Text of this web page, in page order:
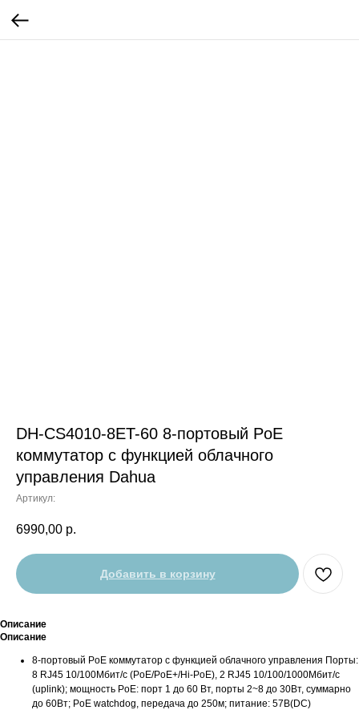
DH-CS4010-8ET-60 8-портовый PoE
коммутатор с функцией облачного
управления Dahua
Артикул:
6990,00 р.
Добавить в корзину
Описание
Описание
8-портовый PoE коммутатор с функцией облачного управления Порты:
8 RJ45 10/100Мбит/с (PoE/PoE+/Hi-PoE), 2 RJ45 10/100/1000Мбит/с
(uplink); мощность PoE: порт 1 до 60 Вт, порты 2~8 до 30Вт, суммарно
до 60Вт; PoE watchdog, передача до 250м; питание: 57В(DC)